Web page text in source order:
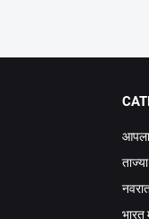
i
n
आपला
भारत